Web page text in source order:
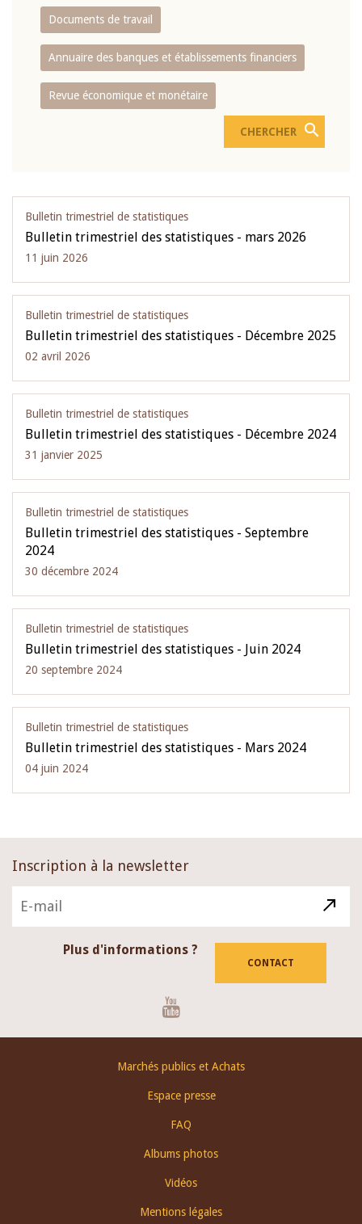
Documents de travail
Annuaire des banques et établissements financiers
Revue économique et monétaire
Bulletin trimestriel de statistiques
Bulletin trimestriel des statistiques - mars 2026
11 juin 2026
Bulletin trimestriel de statistiques
Bulletin trimestriel des statistiques - Décembre 2025
02 avril 2026
Bulletin trimestriel de statistiques
Bulletin trimestriel des statistiques - Décembre 2024
31 janvier 2025
Bulletin trimestriel de statistiques
Bulletin trimestriel des statistiques - Septembre
2024
30 décembre 2024
Bulletin trimestriel de statistiques
Bulletin trimestriel des statistiques - Juin 2024
20 septembre 2024
Bulletin trimestriel de statistiques
Bulletin trimestriel des statistiques - Mars 2024
04 juin 2024
Inscription à la newsletter
Plus d'informations ?
CONTACT
Marchés publics et Achats
Espace presse
FAQ
Albums photos
Vidéos
Mentions légales